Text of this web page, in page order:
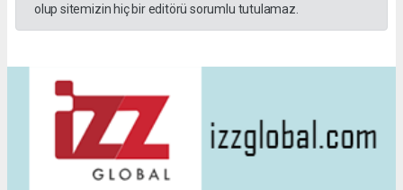
olup sitemizin hiç bir editörü sorumlu tutulamaz.